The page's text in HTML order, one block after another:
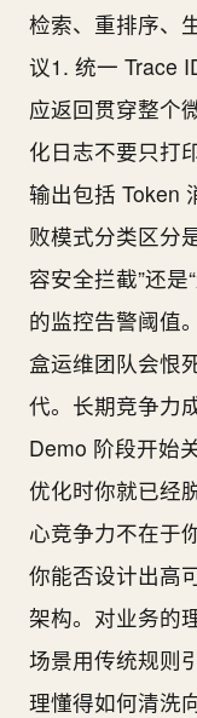
检索、重排序、
议1. 统一 Trace
应返回贯穿整个
化日志不要只打
输出包括 Token
败模式分类区分
容安全拦截”还
的监控告警阈值
盒运维团队会恨
代。长期竞争力
Demo 阶段开始
优化时你就已经
心竞争力不在于
你能否设计出高
架构。对业务的
场景用传统规则
理懂得如何清洗